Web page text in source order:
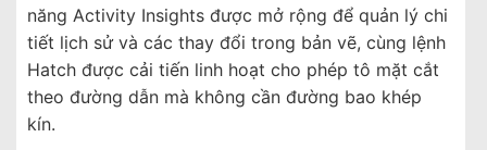
năng Activity Insights được mở rộng để quản lý chi
tiết lịch sử và các thay đổi trong bản vẽ, cùng lệnh
Hatch được cải tiến linh hoạt cho phép tô mặt cắt
theo đường dẫn mà không cần đường bao khép
kín.